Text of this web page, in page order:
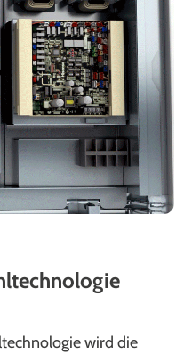
wird die